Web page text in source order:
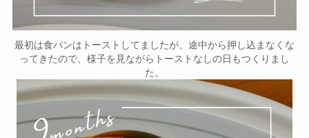
最初は食パンはトーストしてましたが、途中から押し込まなくな
ってきたので、様子を見ながらトーストなしの日もつくりまし
た。